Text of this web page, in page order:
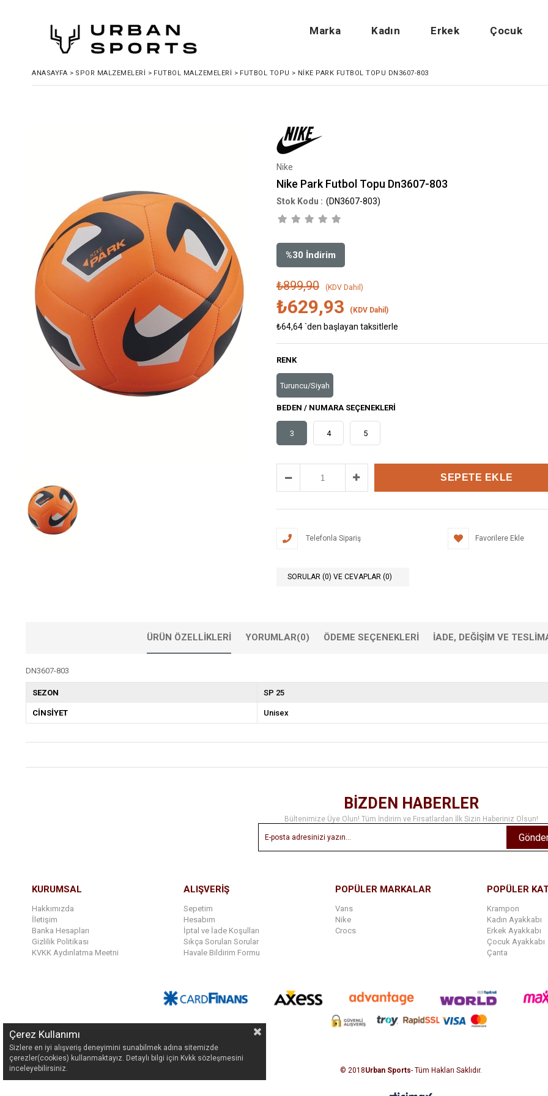
Marka Kadın Erkek Çocuk
ANASAYFA > SPOR MALZEMELERI > FUTBOL MALZEMELERI > FUTBOL TOPU > NIKE PARK FUTBOL TOPU DN3607-803
Nike
Nike Park Futbol Topu Dn3607-803
(DN3607-803)
%30 İndirim
₺899,90 (KDV Dahil)
₺629,93 (KDV Dahil)
₺64,64`den başlayan taksitlerle
RENK
Turuncu/Siyah
BEDEN / NUMARA SEÇENEKLERI
3 4 5
Telefonla Sipariş Favorilere Ekle
SORULAR (0) VE CEVAPLAR (0)
ÜRÜN ÖZELLIKLERI YORUMLAR(0) ÖDEME SEÇENEKLERI İADE, DEĞIŞIM VE
DN3607-803
SEZON SP 25
CİNSİYET Unisex
BİZDEN HABERLER
Bültenimize Üye Olun! Tüm İndirim ve Fırsatlardan İlk Sizin Haberiniz Olsun!
KURUMSAL
Hakkımızda
İletişim
Banka Hesapları
Gizlilik Politikası
KVKK Aydınlatma Meetni
ALIŞVERİŞ
Sepetim
Hesabım
İptal ve İade Koşulları
Sıkça Sorulan Sorular
Havale Bildirim Formu
POPÜLER MARKALAR
Vans
Nike
Crocs
POPÜLER
Krampon
Kadın Ayakkabı
Erkek Ayakkabı
Çocuk Ayakkabı
Çanta
© 2018Urban Sports- Tüm Hakları Saklıdır.
Çerez Kullanımı
Sizlere en iyi alışveriş deneyimini sunabilmek adına sitemizde
çerezler(cookies) kullanmaktayız. Detaylı bilgi için Kvkk sözleşmesini
inceleyebilirsiniz.